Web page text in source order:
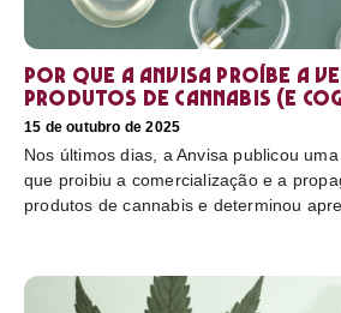
Por que a Anvisa proíbe a
produtos de cannabis (e
15 de outubro de 2025
Nos últimos dias, a Anvisa publicou
que proibiu a comercialização e a
produtos de cannabis e determinou